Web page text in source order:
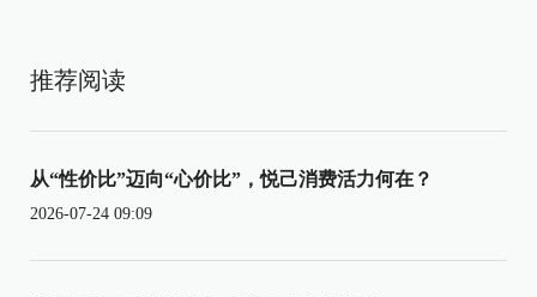
推荐阅读
从“性价比”迈向“心价比”，悦己消费活力何在？
2026-07-24 09:09